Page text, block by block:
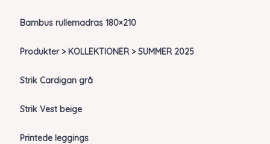
Bambus rullemadras 180×210
Produkter > KOLLEKTIONER > SUMMER 2025
Strik Cardigan grå
Strik Vest beige
Printede leggings